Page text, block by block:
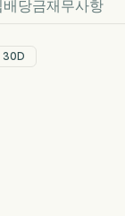
배당금재무사항
30D